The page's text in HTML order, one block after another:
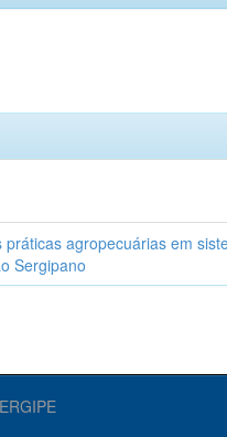
práticas agropecuárias em
Sergipano